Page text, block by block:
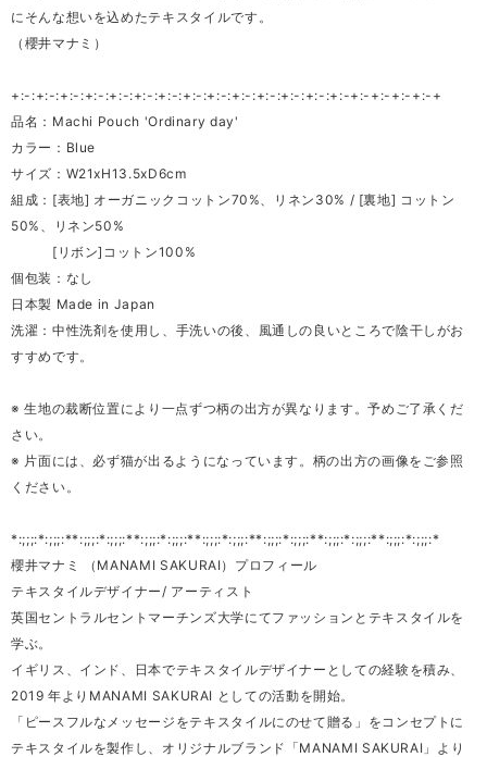
にそんな想いを込めたテキスタイルです。
（櫻井マナミ）
+:-:+:-:+:-:+:-:+:-:+:-:+:-:+:-:+:-:+:-:+:-:+:-:+:-:+:-+:-+:-+:-+:-+
品名：Machi Pouch 'Ordinary day'
カラー：Blue
サイズ：W21xH13.5xD6cm
組成：[表地] オーガニックコットン70%、リネン30% / [裏地] コットン
50%、リネン50%
[リボン]コットン100%
個包装：なし
日本製 Made in Japan
洗濯：中性洗剤を使用し、手洗いの後、風通しの良いところで陰干しがお
すすめです。
※ 生地の裁断位置により一点ずつ柄の出方が異なります。予めご了承くだ
さい。
※ 片面には、必ず猫が出るようになっています。柄の出方の画像をご参照
ください。
*:;;;:*:;;;:**:;;;:*:;;;:**:;;;:*:;;;:**:;;;:*:;;;:**:;;;:*:;;;:**:;;;:*:;;;:**:;;;:*:;;;:*
櫻井マナミ （MANAMI SAKURAI）プロフィール
テキスタイルデザイナー/ アーティスト
英国セントラルセントマーチンズ大学にてファッションとテキスタイルを
学ぶ。
イギリス、インド、日本でテキスタイルデザイナーとしての経験を積み、
2019 年よりMANAMI SAKURAI としての活動を開始。
「ピースフルなメッセージをテキスタイルにのせて贈る」をコンセプトに
テキスタイルを製作し、オリジナルブランド「MANAMI SAKURAI」より